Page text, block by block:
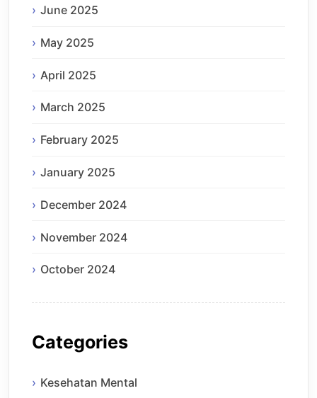
June 2025
May 2025
April 2025
March 2025
February 2025
January 2025
December 2024
November 2024
October 2024
Categories
Kesehatan Mental